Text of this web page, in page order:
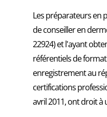
Les préparateurs en
de conseiller en
22924) et l'ayant
référentiels de
enregistrement au
certifications
avril 2011, ont droit à